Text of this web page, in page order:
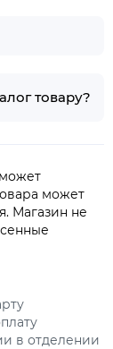
товару?
может
Магазин не
в отделении